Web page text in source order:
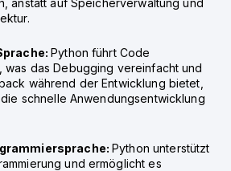
anstatt auf Speicherverwaltung und
Python führt Code
was das Debugging vereinfacht und
während der Entwicklung bietet,
schnelle Anwendungsentwicklung
Python unterstützt
und ermöglicht es